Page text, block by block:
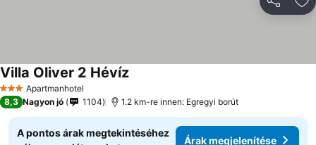
3 KategóriaApartmanhotel
Villa Oliver 2 HévízÁrak megjelenítése
8,3 Nagyon jó 1104 1.2 km-re innen: Egregyi borút
A pontos árak megtekintéséhez
Árak megjelenítése